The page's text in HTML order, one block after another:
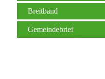
Breitband
Gemeindebrief